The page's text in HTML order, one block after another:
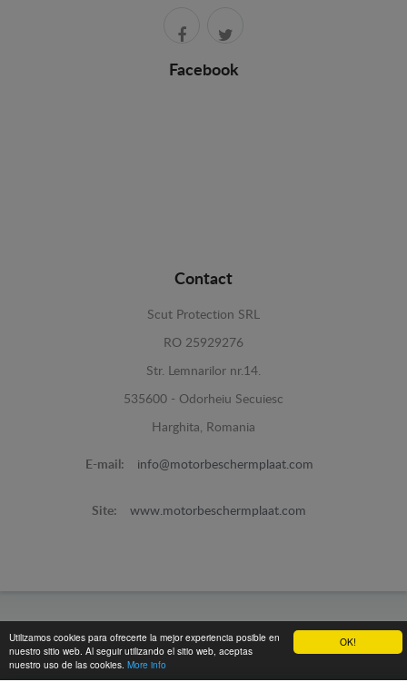
OK!
Utilizamos cookies para ofrecerte la mejor experiencia posible en
nuestro sitio web. Al seguir utilizando el sitio web, aceptas
nuestro uso de las cookies. More info
Facebook
Contact
Scut Protection SRL
RO 25929276
Str. Lemnarilor nr.14.
535600 - Odorheiu Secuiesc
Harghita, Romania
E-mail: info@motorbeschermplaat.com
Site: www.motorbeschermplaat.com